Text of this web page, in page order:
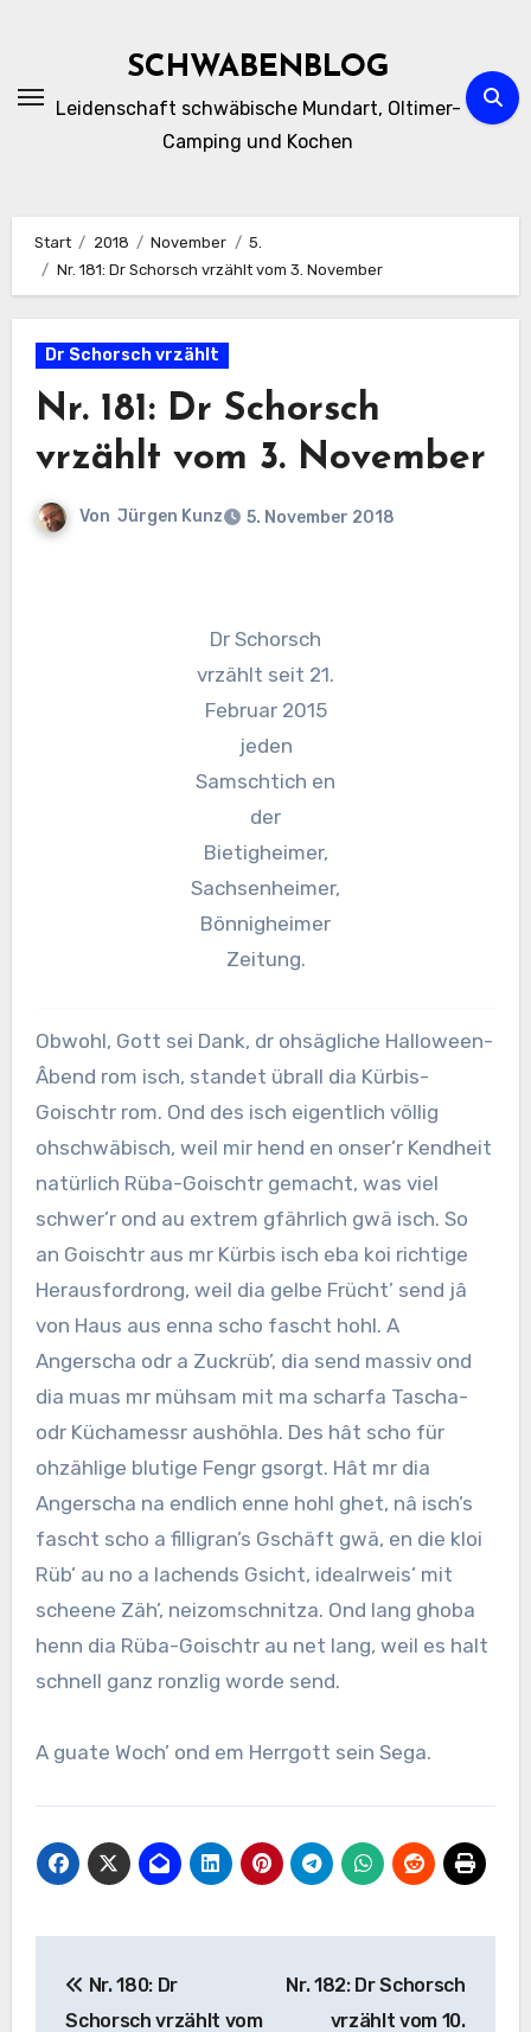
SCHWABENBLOG
Leidenschaft schwäbische Mundart, Oltimer-
Camping und Kochen
Start 2018 November
5.
Nr. 181: Dr Schorsch vrzählt vom 3. November
Dr Schorsch vrzählt
Nr. 181: Dr Schorsch
vrzählt vom 3. November
Von Jürgen Kunz 5. November 2018
Dr Schorsch
vrzählt seit 21.
Februar 2015
jeden
Samschtich en
der
Bietigheimer,
Sachsenheimer,
Bönnigheimer
Zeitung.
Obwohl, Gott sei Dank, dr ohsägliche Halloween-
Âbend rom isch, standet übrall dia Kürbis-
Goischtr rom. Ond des isch eigentlich völlig
ohschwäbisch, weil mir hend en onser’r Kendheit
natürlich Rüba-Goischtr gemacht, was viel
schwer’r ond au extrem gfährlich gwä isch. So
an Goischtr aus mr Kürbis isch eba koi richtige
Herausfordrong, weil dia gelbe Frücht’ send jâ
von Haus aus enna scho fascht hohl. A
Angerscha odr a Zuckrüb’, dia send massiv ond
dia muas mr mühsam mit ma scharfa Tascha-
odr Küchamessr aushöhla. Des hât scho für
ohzählige blutige Fengr gsorgt. Hât mr dia
Angerscha na endlich enne hohl ghet, nâ isch’s
fascht scho a filligran’s Gschäft gwä, en die kloi
Rüb’ au no a lachends Gsicht, idealrweis’ mit
scheene Zäh’, neizomschnitza. Ond lang ghoba
henn dia Rüba-Goischtr au net lang, weil es halt
schnell ganz ronzlig worde send.
A guate Woch’ ond em Herrgott sein Sega.
Nr. 180: Dr
Schorsch vrzählt vom
Nr. 182: Dr Schorsch
vrzählt vom 10.